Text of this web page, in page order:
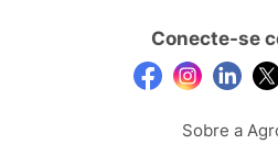
Conecte-se
Sobre a